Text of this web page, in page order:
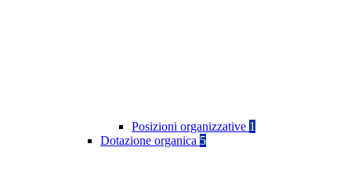
Posizioni organizzative 1
Dotazione organica 5